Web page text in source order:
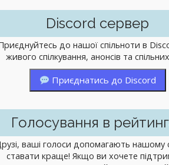
Discord сервер
до нашої спільноти в
живого спілкування, анонсів та
Приєднатись до Discord
Голосування в
ваші голоси допомагають нашому
ставати краще! Якщо ви хочете